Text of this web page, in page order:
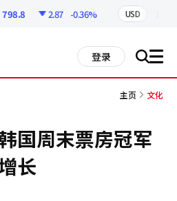
2.87 -0.36% USD
登录 搜 all
主页 文化
国周末票房冠军
长